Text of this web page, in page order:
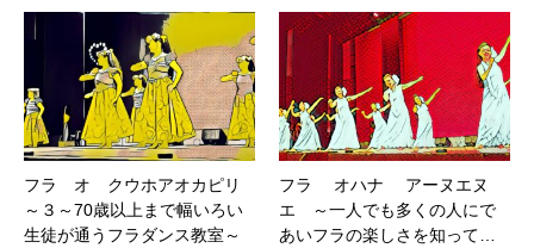
フラ オ クウホアオカピリ
～３～70歳以上まで幅いろい
生徒が通うフラダンス教室～
フラ オハナ アーヌエヌ
エ ～一人でも多くの人にで
あいフラの楽しさを知って…